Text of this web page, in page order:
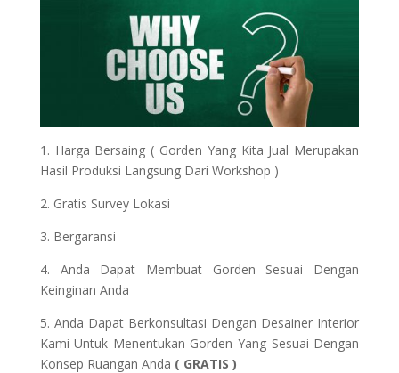
1. Harga Bersaing ( Gorden Yang Kita Jual Merupakan
Hasil Produksi Langsung Dari Workshop )
2. Gratis Survey Lokasi
3. Bergaransi
4. Anda Dapat Membuat Gorden Sesuai Dengan
Keinginan Anda
5. Anda Dapat Berkonsultasi Dengan Desainer Interior
Kami Untuk Menentukan Gorden Yang Sesuai Dengan
Konsep Ruangan Anda ( GRATIS )